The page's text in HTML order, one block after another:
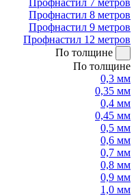
Профнастил 7 метров
Профнастил 8 метров
Профнастил 9 метров
Профнастил 12 метров
По толщине
По толщине
0,3 мм
0,35 мм
0,4 мм
0,45 мм
0,5 мм
0,6 мм
0,7 мм
0,8 мм
0,9 мм
1,0 мм